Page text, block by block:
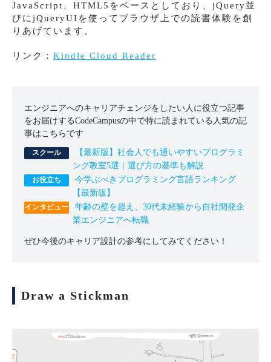
JavaScript、HTML5をベースとしており、jQuery並
びにjQueryUIを使ってブラウザ上での読書体験を創
りあげています。
リンク： Kindle Cloud Reader
エンジニアへのキャリアチェンジをしたい人に役立つ記事
をお届けするCodeCampusの中で特に読まれている人気の記
事はこちらです
【最新版】社会人でも通いやすいプログラミ
ング教室5選｜選び方の基準も解説
今学ぶべきプログラミング言語ランキング
【最新版】
年齢の壁を超え、30代未経験から自社開発企
業エンジニアへ転職
ぜひ今後のキャリア設計の参考にしてみてください！
Draw a Stickman